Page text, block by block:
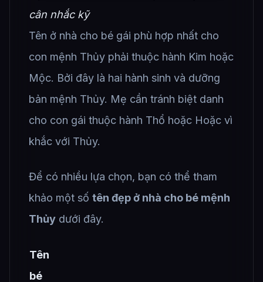
cân nhắc kỹ
Tên ở nhà cho bé gái phù hợp nhất cho
con mệnh Thủy phải thuộc hành Kim hoặc
Mộc. Bởi đây là hai hành sinh và dưỡng
bản mệnh Thủy. Mẹ cần tránh biệt danh
cho con gái thuộc hành Thổ hoặc Hoặc vì
khắc với Thủy.
Để có nhiều lựa chọn, bạn có thể tham
khảo một số tên đẹp ở nhà cho bé mệnh
Thủy dưới đây.
Tên
bé